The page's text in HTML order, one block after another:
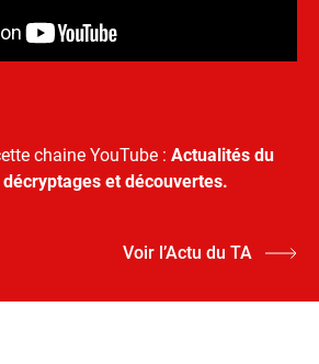
chaine YouTube : Actualités du
et découvertes.
Voir l’Actu du TA